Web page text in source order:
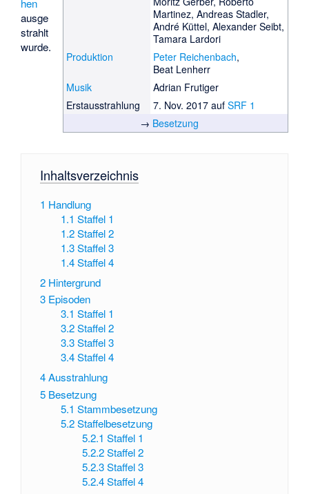
Martinez, Andreas Stadler,
André Küttel, Alexander Seibt,
Tamara Lardori
Produktion
Peter Reichenbach,
Beat Lenherr
Musik
Adrian Frutiger
Erstausstrahlung
7. Nov. 2017 auf SRF 1
→ Besetzung
hen
ausge
strahlt
wurde.
Inhaltsverzeichnis
1 Handlung
1.1 Staffel 1
1.2 Staffel 2
1.3 Staffel 3
1.4 Staffel 4
2 Hintergrund
3 Episoden
3.1 Staffel 1
3.2 Staffel 2
3.3 Staffel 3
3.4 Staffel 4
4Ausstrahlung
5 Besetzung
5.1 Stammbesetzung
5.2 Staffelbesetzung
5.2.1 Staffel 1
5.2.2 Staffel 2
5.2.3 Staffel 3
5.2.4 Staffel 4